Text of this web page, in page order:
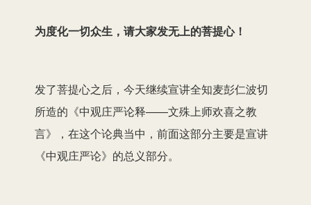
为度化一切众生，请大家发无上的菩提心！
发了菩提心之后，今天继续宣讲全知麦彭仁波切
所造的《中观庄严论释——文殊上师欢喜之教
言》，在这个论典当中，前面这部分主要是宣讲
《中观庄严论》的总义部分。